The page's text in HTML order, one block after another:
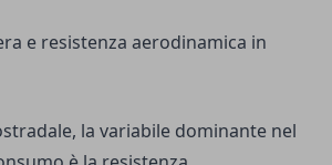
e resistenza aerodinamica in
la variabile dominante nel